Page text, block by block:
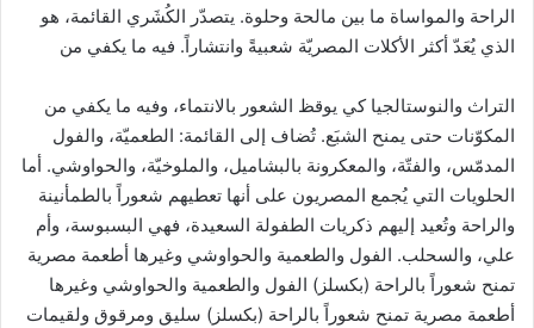
الراحة والمواساة ما بين مالحة وحلوة. يتصدّر الكُشَري القائمة، هو
الذي يُعَدّ أكثر الأكلات المصريّة شعبيةً وانتشاراً. فيه ما يكفي من
التراث والنوستالجيا كي يوقظ الشعور بالانتماء، وفيه ما يكفي من
المكوّنات حتى يمنح الشبَع. تُضاف إلى القائمة: الطعميّة، والفول
المدمّس، والفتّة، والمعكرونة بالبشاميل، والملوخيّة، والحواوشي. أما
الحلويات التي يُجمع المصريون على أنها تعطيهم شعوراً بالطمأنينة
والراحة وتُعيد إليهم ذكريات الطفولة السعيدة، فهي البسبوسة، وأم
علي، والسحلب. الفول والطعمية والحواوشي وغيرها أطعمة مصرية
تمنح شعوراً بالراحة (بكسلز) الفول والطعمية والحواوشي وغيرها
أطعمة مصرية تمنح شعوراً بالراحة (بكسلز) سليق ومرقوق ولقيمات